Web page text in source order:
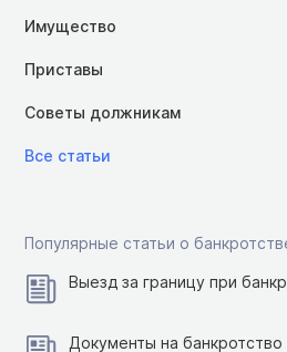
Имущество
Приставы
Советы должникам
Все статьи
Популярные статьи о
Выезд за границу при
Документы на банкротство